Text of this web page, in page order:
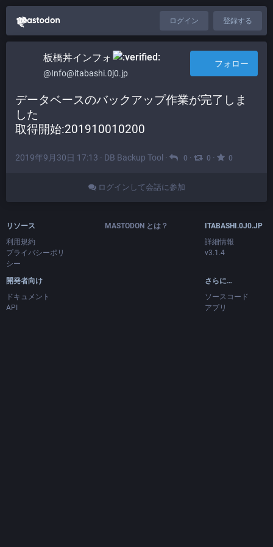
ログイン 登録する
板橋丼インフォ​
@Info@itabashi.0j0.jp
フォロー
データベースのバックアップ作業が完了しま
した
取得開始:201910010200
2019年9月30日 17:13 · DB Backup Tool · 0 · 0 · 0
ログインして会話に参加
リソース
利用規約
プライバシーポリ
シー
開発者向け
ドキュメント
API
MASTODON とは？
ITABASHI.0J0.JP
詳細情報
v3.1.4
さらに…
ソースコード
アプリ